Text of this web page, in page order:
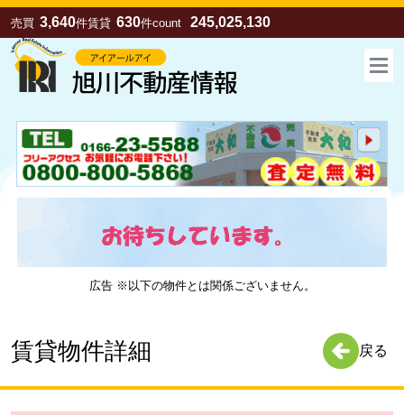
売買 3,640件賃貸 630件count 245,025,130
広告 ※以下の物件とは関係ございません。
賃貸物件詳細 戻る